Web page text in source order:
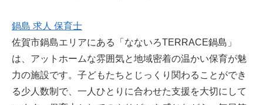
鍋島 求人 保育士
佐賀市鍋島エリアにある「なないろTERRACE鍋島」
は、アットホームな雰囲気と地域密着の温かい保育が魅
力の施設です。子どもたちとじっくり関わることができ
る少人数制で、一人ひとりに合わせた支援を大切にして